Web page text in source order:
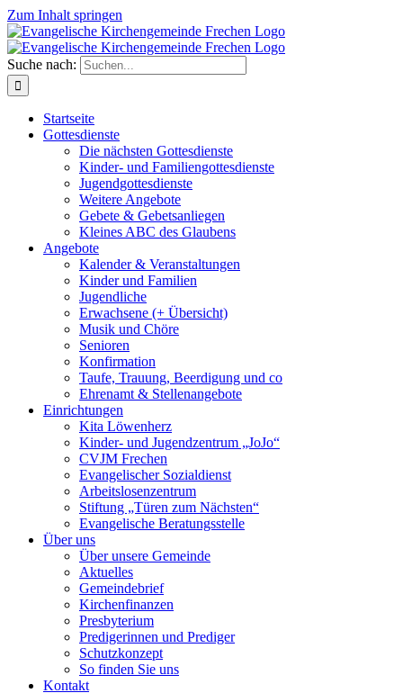
Zum Inhalt springen
Suche nach:
Startseite
Gottesdienste
Die nächsten Gottesdienste
Kinder- und Familiengottesdienste
Jugendgottesdienste
Weitere Angebote
Gebete & Gebetsanliegen
Kleines ABC des Glaubens
Angebote
Kalender & Veranstaltungen
Kinder und Familien
Jugendliche
Erwachsene (+ Übersicht)
Musik und Chöre
Senioren
Konfirmation
Taufe, Trauung, Beerdigung und co
Ehrenamt & Stellenangebote
Einrichtungen
Kita Löwenherz
Kinder- und Jugendzentrum „JoJo“
CVJM Frechen
Evangelischer Sozialdienst
Arbeitslosenzentrum
Stiftung „Türen zum Nächsten“
Evangelische Beratungsstelle
Über uns
Über unsere Gemeinde
Aktuelles
Gemeindebrief
Kirchenfinanzen
Presbyterium
Predigerinnen und Prediger
Schutzkonzept
So finden Sie uns
Kontakt